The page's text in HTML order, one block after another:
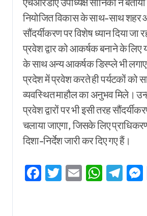
नियोजित विकास के साथ-साथ शहर
सौंदर्यीकरण पर विशेष ध्यान दिया जा
प्रवेश द्वार को आकर्षक बनाने के लिए
के साथ अन्य आकर्षक डिस्प्ले भी
प्रदेश में प्रवेश करते ही पर्यटकों को
व्यवस्थित माहौल का अनुभव मिले।
प्रवेश द्वारों पर भी इसी तरह
चलाया जाएगा, जिसके लिए
दिशा-निर्देश जारी कर दिए गए हैं।
Facebook
Twitter
Email